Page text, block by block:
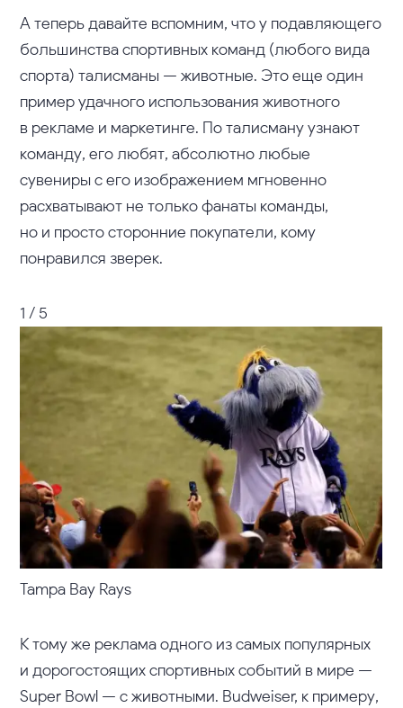
А теперь давайте вспомним, что у подавляющего
большинства спортивных команд (любого вида
спорта) талисманы — животные. Это еще один
пример удачного использования животного
в рекламе и маркетинге. По талисману узнают
команду, его любят, абсолютно любые
сувениры с его изображением мгновенно
расхватывают не только фанаты команды,
но и просто сторонние покупатели, кому
понравился зверек.
1 / 5
Tampa Bay Rays
К тому же реклама одного из самых популярных
и дорогостоящих спортивных событий в мире —
Super Bowl — с животными. Budweiser, к примеру,